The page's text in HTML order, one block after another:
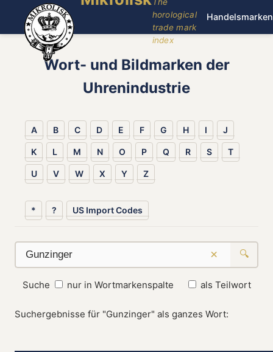
horological
trade mark
index
Handelsmarken
Wort- und Bildmarken der
Uhrenindustrie
A B C D E F G H I J
K L M N O P Q R S T
U V W X Y Z
* ? US Import Codes
× 🔍
Suche nur in Wortmarkenspalte als Teilwort
Suchergebnisse für "Gunzinger" als ganzes Wort: